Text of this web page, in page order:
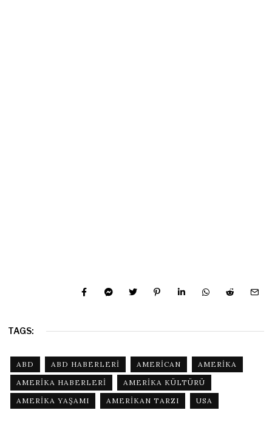
TAGS:
ABD ABD HABERLERI AMERICAN
AMERIKA
AMERIKA HABERLERI
AMERIKA KÜLTÜRÜ
AMERIKA YAŞAMI
AMERIKAN TARZI USA